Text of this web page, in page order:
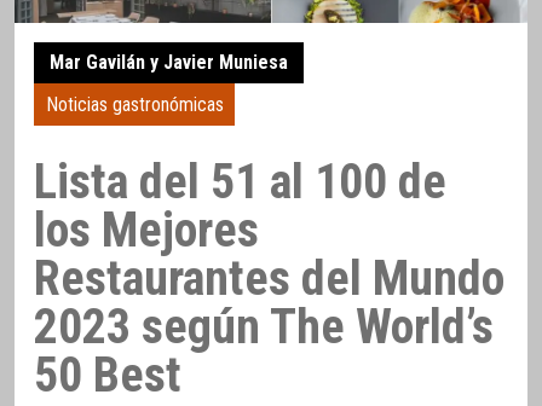
Mar Gavilán y Javier Muniesa
Noticias gastronómicas
Lista del 51 al 100 de
los Mejores
Restaurantes del Mundo
2023 según The World’s
50 Best